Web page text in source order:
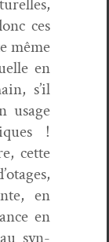
ces
même
en
s’il
usage
!
cette
en
en
syn­